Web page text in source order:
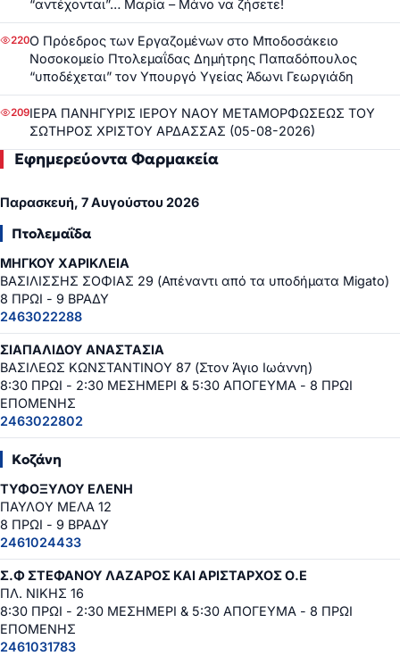
“αντέχονται”… Μαρία – Μάνο να ζήσετε!
220Ο Πρόεδρος των Εργαζομένων στο Μποδοσάκειο
Νοσοκομείο Πτολεμαΐδας Δημήτρης Παπαδόπουλος
“υποδέχεται” τον Υπουργό Υγείας Άδωνι Γεωργιάδη
209ΙΕΡΑ ΠΑΝΗΓΥΡΙΣ ΙΕΡΟΥ ΝΑΟΥ ΜΕΤΑΜΟΡΦΩΣΕΩΣ ΤΟΥ
ΣΩΤΗΡΟΣ ΧΡΙΣΤΟΥ ΑΡΔΑΣΣΑΣ (05-08-2026)
Εφημερεύοντα Φαρμακεία
Παρασκευή, 7 Αυγούστου 2026
Πτολεμαΐδα
ΜΗΓΚΟΥ ΧΑΡΙΚΛΕΙΑ
ΒΑΣΙΛΙΣΣΗΣ ΣΟΦΙΑΣ 29 (Απέναντι από τα υποδήματα Migato)
8 ΠΡΩΙ - 9 ΒΡΑΔΥ
2463022288
ΣΙΑΠΑΛΙΔΟΥ ΑΝΑΣΤΑΣΙΑ
ΒΑΣΙΛΕΩΣ ΚΩΝΣΤΑΝΤΙΝΟΥ 87 (Στον Άγιο Ιωάννη)
8:30 ΠΡΩΙ - 2:30 ΜΕΣΗΜΕΡΙ & 5:30 ΑΠΟΓΕΥΜΑ - 8 ΠΡΩΙ
ΕΠΟΜΕΝΗΣ
2463022802
Κοζάνη
ΤΥΦΟΞΥΛΟΥ ΕΛΕΝΗ
ΠΑΥΛΟΥ ΜΕΛΑ 12
8 ΠΡΩΙ - 9 ΒΡΑΔΥ
2461024433
Σ.Φ ΣΤΕΦΑΝΟΥ ΛΑΖΑΡΟΣ ΚΑΙ ΑΡΙΣΤΑΡΧΟΣ Ο.Ε
ΠΛ. ΝΙΚΗΣ 16
8:30 ΠΡΩΙ - 2:30 ΜΕΣΗΜΕΡΙ & 5:30 ΑΠΟΓΕΥΜΑ - 8 ΠΡΩΙ
ΕΠΟΜΕΝΗΣ
2461031783